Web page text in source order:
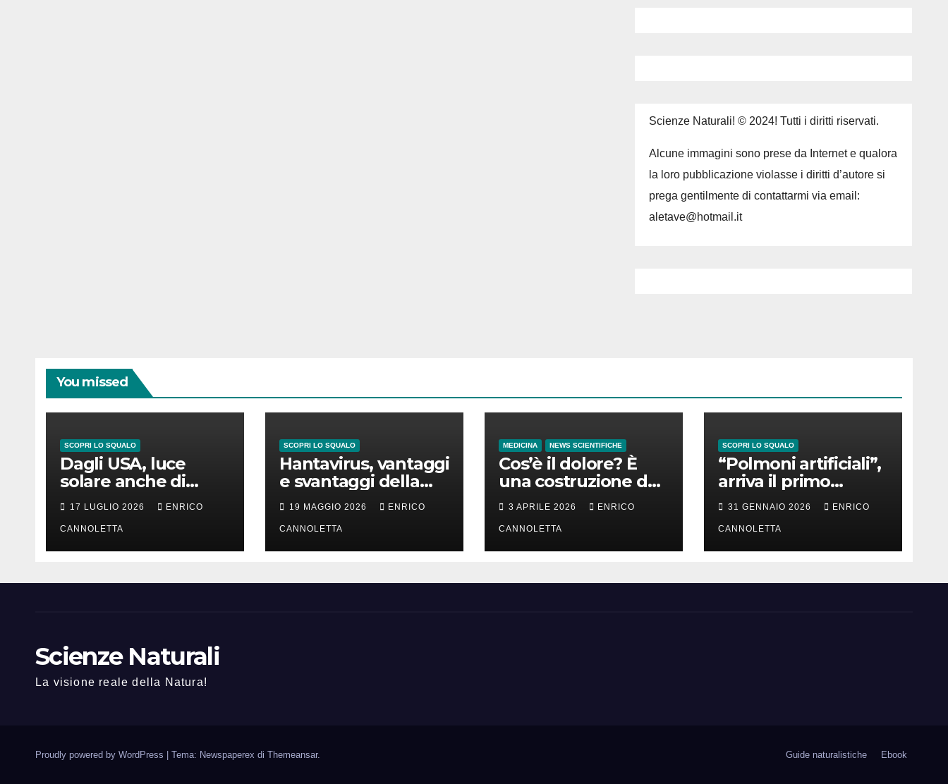
Scienze Naturali! © 2024! Tutti i diritti riservati.
Alcune immagini sono prese da Internet e qualora
la loro pubblicazione violasse i diritti d’autore si
prega gentilmente di contattarmi via email:
aletave@hotmail.it
You missed
SCOPRI LO SQUALO
Dagli USA, luce
solare anche di
notte
17 LUGLIO 2026 ENRICO
CANNOLETTA
SCOPRI LO SQUALO
Hantavirus, vantaggi
e svantaggi della
lunga incubazione
19 MAGGIO 2026 ENRICO
CANNOLETTA
MEDICINA NEWS SCIENTIFICHE
Cos’è il dolore? È
una costruzione del
cervello
3 APRILE 2026 ENRICO
CANNOLETTA
SCOPRI LO SQUALO
“Polmoni artificiali”,
arriva il primo
successo
31 GENNAIO 2026 ENRICO
CANNOLETTA
Scienze Naturali
La visione reale della Natura!
Proudly powered by WordPress | Tema: Newspaperex di Themeansar. Guide naturalistiche Ebook